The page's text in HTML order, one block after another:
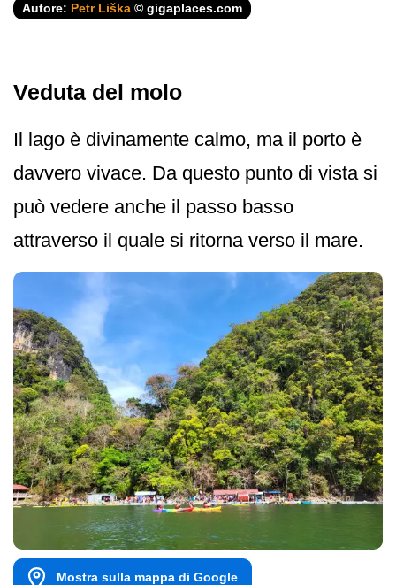
Autore: Petr Liška © gigaplaces.com
Veduta del molo
Il lago è divinamente calmo, ma il porto è
davvero vivace. Da questo punto di vista si
può vedere anche il passo basso
attraverso il quale si ritorna verso il mare.
Mostra sulla mappa di Google